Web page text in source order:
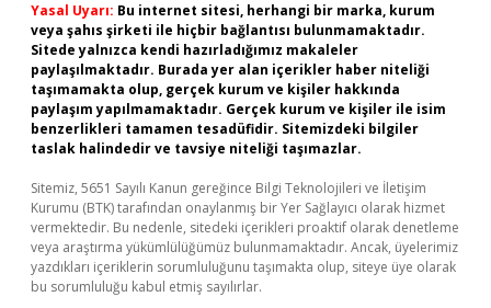
Yasal Uyarı: Bu internet sitesi, herhangi bir marka, kurum
veya şahıs şirketi ile hiçbir bağlantısı bulunmamaktadır.
Sitede yalnızca kendi hazırladığımız makaleler
paylaşılmaktadır. Burada yer alan içerikler haber niteliği
taşımamakta olup, gerçek kurum ve kişiler hakkında
paylaşım yapılmamaktadır. Gerçek kurum ve kişiler ile isim
benzerlikleri tamamen tesadüfidir. Sitemizdeki bilgiler
taslak halindedir ve tavsiye niteliği taşımazlar.
Sitemiz, 5651 Sayılı Kanun gereğince Bilgi Teknolojileri ve İletişim
Kurumu (BTK) tarafından onaylanmış bir Yer Sağlayıcı olarak hizmet
vermektedir. Bu nedenle, sitedeki içerikleri proaktif olarak denetleme
veya araştırma yükümlülüğümüz bulunmamaktadır. Ancak, üyelerimiz
yazdıkları içeriklerin sorumluluğunu taşımakta olup, siteye üye olarak
bu sorumluluğu kabul etmiş sayılırlar.